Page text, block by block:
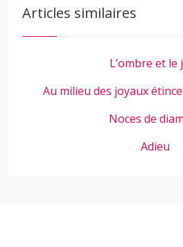
Articles similaires
L’ombre et le
Au milieu des joyaux
Noces de
Adieu